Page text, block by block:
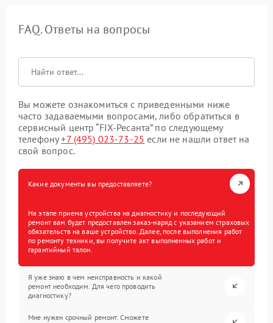
FAQ. Ответы на вопросы
Вы можете ознакомиться с приведенными ниже
часто задаваемыми вопросами, либо обратиться в
сервисный центр “FIX-Ресанта” по следующему
телефону+7 (495) 023-73-25 если не нашли ответ на
свой вопрос.
Какие документы вы предоставляете?
На этапе приема устройства на диагностику и последующий
ремонт вам будет предоставлен заказ-наряд с указанием страховых
обязательств на ваше устройство. Далее, после выполнения работ
по ремонту техники, вы получите акт выполненных работ и
гарантийный талон.
Я уже знаю в чем неисправность и какой
ремонт необходим. Для чего проводить
диагностику?
Мне нужен срочный ремонт. Сможете